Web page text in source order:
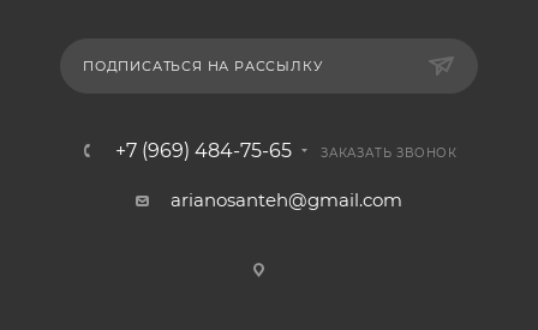
ПОДПИСАТЬСЯ НА РАССЫЛКУ
+7 (969) 484-75-65 ЗАКАЗАТЬ ЗВОНОК
arianosanteh@gmail.com